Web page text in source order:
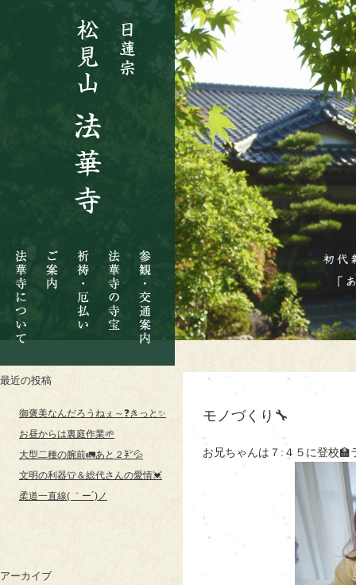
華
寺
に
つ
い
案
内
祷・
厄
払
い
華
寺
の
寺
宝
観・
交
通
案
内
最近の投稿
御褒美なんだろうねぇ～❓きっと✨
お昼からは裏庭作業🌱
大型二種の腕前🚛あと２㌢💦
文明の利器👕＆総代さんの愛情💓
柔道一直線( ｀ー´)ノ
アーカイブ
モノづくり🔧
お兄ちゃんは７:４５に登校🏫